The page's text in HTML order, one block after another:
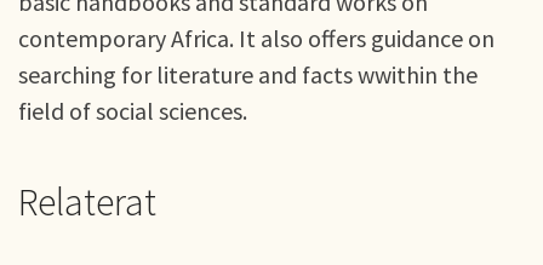
contemporary Africa. It also offers guidance on
searching for literature and facts wwithin the
field of social sciences.
Relaterat